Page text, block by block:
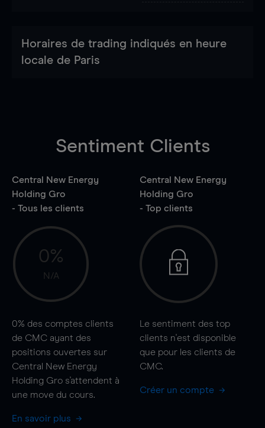
Horaires de trading indiqués en heure
locale de Paris
Sentiment Clients
Central New Energy
Holding Gro
- Tous les clients
0%
N/A
0% des comptes clients
de CMC ayant des
positions ouvertes sur
Central New Energy
Holding Gro s'attendent à
une move du cours.
En savoir plus
Central New Energy
Holding Gro
- Top clients
Le sentiment des top
clients n'est disponible
que pour les clients de
CMC.
Créer un compte